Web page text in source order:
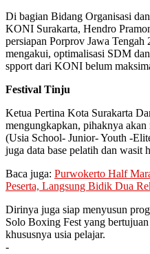
Di bagian Bidang Organisasi
KONI Surakarta, Hendro
persiapan Porprov Jawa
mengakui, optimalisasi SDM
spport dari KONI belum
Festival Tinju
Ketua Pertina Kota Surakarta
mengungkapkan, pihaknya
(Usia School- Junior- Youth -
juga data base pelatih dan wasit
Baca juga: Purwokerto Half
Peserta, Langsung Bidik Dua
Dirinya juga siap menyusun
Solo Boxing Fest yang
khususnya usia pelajar.
-